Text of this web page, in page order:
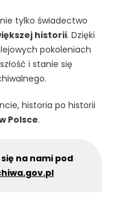
tylko świadectwo
historii. Dzięki
pokoleniach
i stanie się
historia po historii
Polsce.
na nami pod